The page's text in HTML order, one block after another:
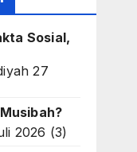
Sosial,
27
2026 (3)